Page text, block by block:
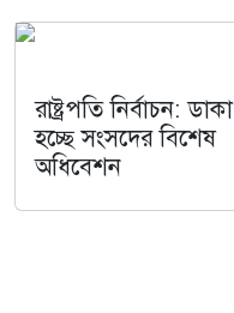
রাষ্ট্রপতি নির্বাচন: ডাকা
হচ্ছে সংসদের বিশেষ
অধিবেশন